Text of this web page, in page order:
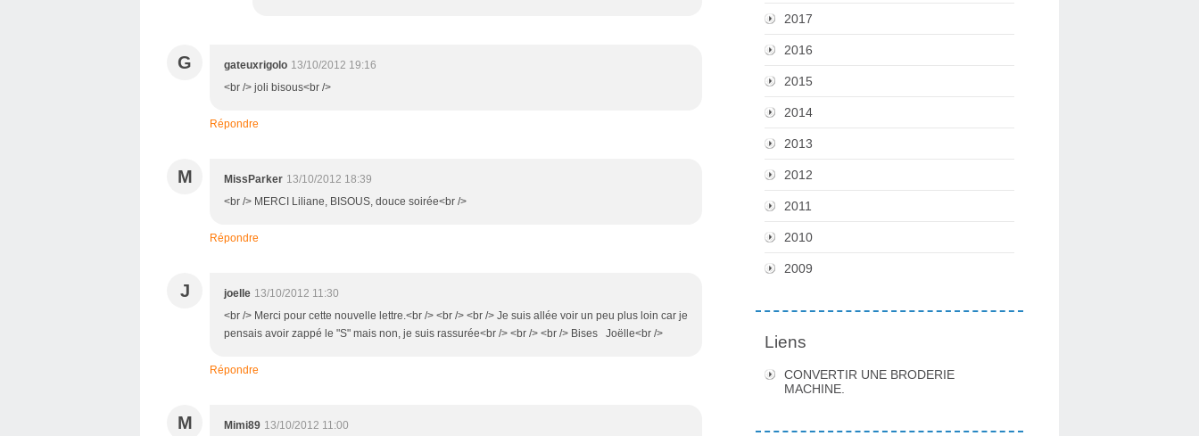
G gateuxrigolo 13/10/2012 19:16
<br /> joli bisous<br />
Répondre
M MissParker 13/10/2012 18:39
<br /> MERCI Liliane, BISOUS, douce soirée<br />
Répondre
J joelle 13/10/2012 11:30
<br /> Merci pour cette nouvelle lettre.<br /> <br /> <br /> Je suis allée voir un peu plus loin car je
pensais avoir zappé le "S" mais non, je suis rassurée<br /> <br /> <br /> Bises Joëlle<br />
Répondre
M Mimi89 13/10/2012 11:00
2017
2016
2015
2014
2013
2012
2011
2010
2009
Liens
CONVERTIR UNE BRODERIE
MACHINE.